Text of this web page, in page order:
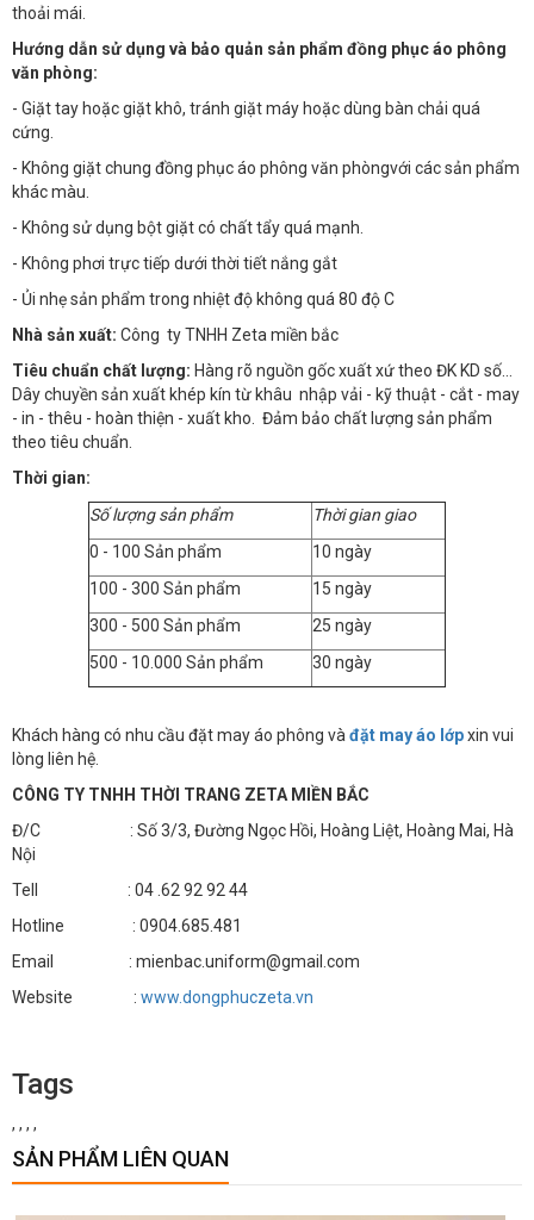
thoải mái.
Hướng dẫn sử dụng và bảo quản sản phẩm đồng phục áo phông
văn phòng:
- Giặt tay hoặc giặt khô, tránh giặt máy hoặc dùng bàn chải quá
cứng.
- Không giặt chung đồng phục áo phông văn phòngvới các sản phẩm
khác màu.
- Không sử dụng bột giặt có chất tẩy quá mạnh.
- Không phơi trực tiếp dưới thời tiết nắng gắt
- Ủi nhẹ sản phẩm trong nhiệt độ không quá 80 độ C
Nhà sản xuất: Công ty TNHH Zeta miền bắc
Tiêu chuẩn chất lượng: Hàng rõ nguồn gốc xuất xứ theo ĐK KD số…
Dây chuyền sản xuất khép kín từ khâu nhập vải - kỹ thuật - cắt - may
- in - thêu - hoàn thiện - xuất kho. Đảm bảo chất lượng sản phẩm
theo tiêu chuẩn.
Thời gian:
Số lượng sản phẩm
Thời gian giao
0 - 100 Sản phẩm
10 ngày
100 - 300 Sản phẩm
15 ngày
300 - 500 Sản phẩm
25 ngày
500 - 10.000 Sản phẩm
30 ngày
Khách hàng có nhu cầu đặt may áo phông vàđặt may áo lớpxin vui
lòng liên hệ.
CÔNG TY TNHH THỜI TRANG ZETA MIỀN BẮC
Đ/C : Số 3/3, Đường Ngọc Hồi, Hoàng Liệt, Hoàng Mai, Hà
Nội
Tell : 04 .62 92 92 44
Hotline : 0904.685.481
Email : mienbac.uniform@gmail.com
Website : www.dongphuczeta.vn
Tags
, , , ,
SẢN PHẨM LIÊN QUAN